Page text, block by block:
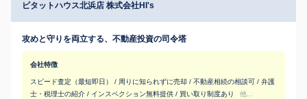
ピタットハウス北浜店 株式会社HI's
攻めと守りを両立する、不動産投資の司令塔
会社特徴
スピード査定（最短即日） / 周りに知られずに売却 / 不動産相続の相談可 / 弁護
士・税理士の紹介 / インスペクション無料提供 / 買い取り制度あり
他...